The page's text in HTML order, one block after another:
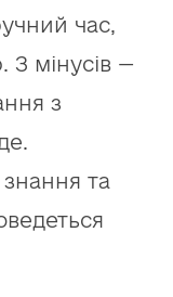
час,
З мінусів —
з
та